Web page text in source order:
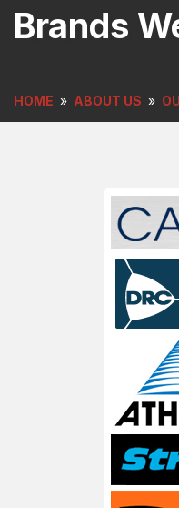
Brands
HOME » ABOUT US »